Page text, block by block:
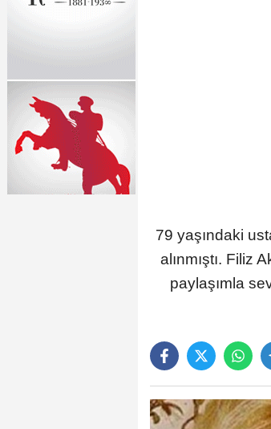
79 yaşındaki
alınmıştı. Filiz
paylaşımla